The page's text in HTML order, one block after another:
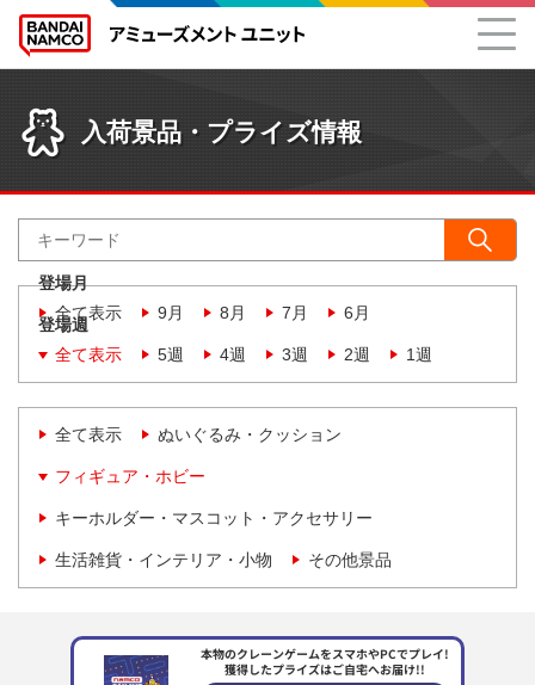
入荷景品・プライズ情報
登場月
全て表示
9月 8月 7月 6月
登場週
全て表示
5週 4週 3週 2週 1週
全て表示 ぬいぐるみ・クッション
フィギュア・ホビー
キーホルダー・マスコット・アクセサリー
生活雑貨・インテリア・小物 その他景品
本物のクレーンゲームをスマホやPCでプレイ!
獲得したプライズはご自宅へお届け!!